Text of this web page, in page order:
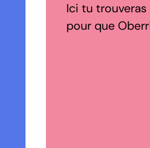
Ici tu
pour que